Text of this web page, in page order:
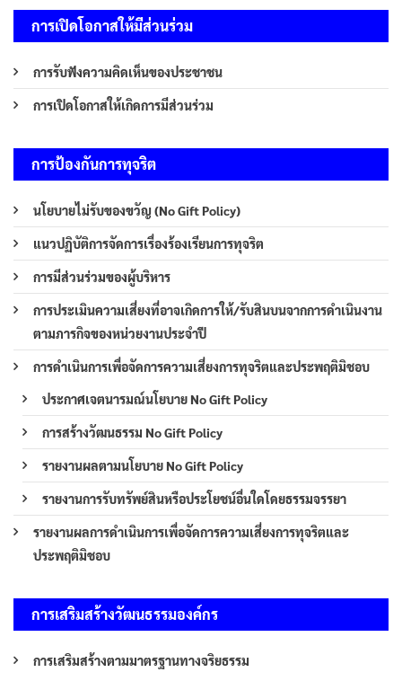
การเปิดโอกาสให้มีส่วนร่วม
การรับฟังความคิดเห็นของประชาชน
การเปิดโอกาสให้เกิดการมีส่วนร่วม
การป้องกันการทุจริต
นโยบายไม่รับของขวัญ (No Gift Policy)
แนวปฏิบัติการจัดการเรื่องร้องเรียนการทุจริต
การมีส่วนร่วมของผู้บริหาร
การประเมินความเสี่ยงที่อาจเกิดการให้/รับสินบนจากการดำเนินงาน
ตามภารกิจของหน่วยงานประจำปี
การดำเนินการเพื่อจัดการความเสี่ยงการทุจริตและประพฤติมิชอบ
ประกาศเจตนารมณ์นโยบาย No Gift Policy
การสร้างวัฒนธรรม No Gift Policy
รายงานผลตามนโยบาย No Gift Policy
รายงานการรับทรัพย์สินหรือประโยชน์อื่นใดโดยธรรมจรรยา
รายงานผลการดำเนินการเพื่อจัดการความเสี่ยงการทุจริตและ
ประพฤติมิชอบ
การเสริมสร้างวัฒนธรรมองค์กร
การเสริมสร้างตามมาตรฐานทางจริยธรรม